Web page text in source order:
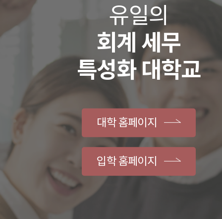
유일의
회계 세무
특성화 대학교
대학 홈페이지
입학 홈페이지